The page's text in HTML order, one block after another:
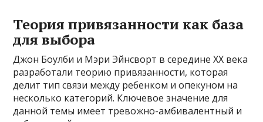
Теория привязанности как база
для выбора
Джон Боулби и Мэри Эйнсворт в середине XX века
разработали теорию привязанности, которая
делит тип связи между ребенком и опекуном на
несколько категорий. Ключевое значение для
данной темы имеет тревожно-амбивалентный и